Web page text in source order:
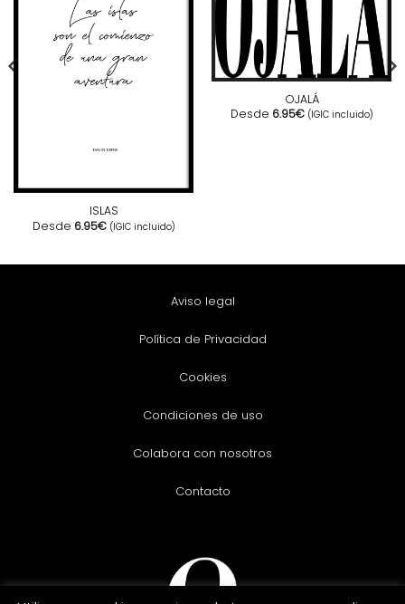
ISLAS
Desde 6.95€ (IGIC incluido)
OJALÁ
Desde 6.95€ (IGIC incluido)
Aviso legal
Política de Privacidad
Cookies
Condiciones de uso
Colabora con nosotros
Contacto